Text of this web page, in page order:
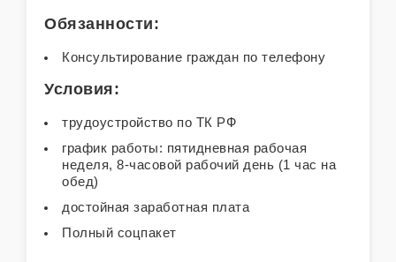
Обязанности:
Консультирование граждан по телефону
Условия:
трудоустройство по ТК РФ
график работы: пятидневная рабочая
неделя, 8-часовой рабочий день (1 час на
обед)
достойная заработная плата
Полный соцпакет